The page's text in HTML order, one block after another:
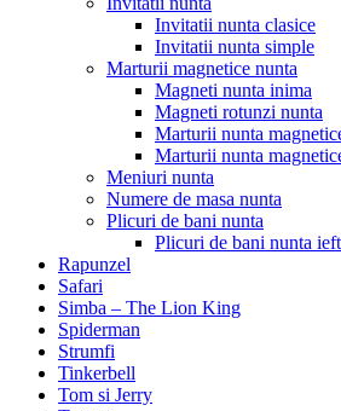
Invitatii nunta clasice
Invitatii nunta simple
Marturii magnetice nunta
Magneti nunta inima
Magneti rotunzi nunta
Marturii nunta
Marturii nunta
Meniuri nunta
Numere de masa nunta
Plicuri de bani nunta
Plicuri de bani nunta
Rapunzel
Safari
Simba – The Lion King
Spiderman
Strumfi
Tinkerbell
Tom si Jerry